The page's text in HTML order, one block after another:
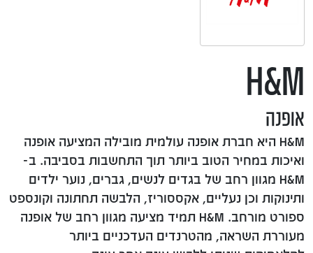
H&M
אופנה
H&M היא חברת אופנה עולמית מובילה המציעה אופנה
ואיכות במחיר הטוב ביותר תוך התחשבות בסביבה. ב-
H&M מגוון רחב של בגדים לנשים, גברים, נוער ילדים
ותינוקות וכן נעליים, אקססוריז, הלבשה תחתונה וקונספט
ספורט מורחב. H&M תמיד מציעה מגוון רחב של אופנה
מעוררת השראה, מהטרנדים העדכניים ביותר